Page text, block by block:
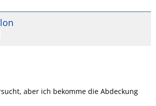
aber ich bekomme die Abdeckung